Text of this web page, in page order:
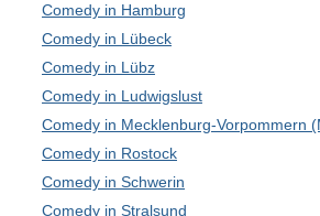
Comedy in Hamburg
Comedy in Lübeck
Comedy in Lübz
Comedy in Ludwigslust
Comedy in Mecklenburg-Vorpommern
Comedy in Rostock
Comedy in Schwerin
Comedy in Stralsund